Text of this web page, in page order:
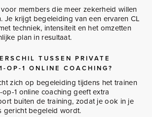
members die meer zekerheid willen
Je krijgt begeleiding van een ervaren CL
techniek, intensiteit en het omzetten
plan in resultaat.
TUSSEN PRIVATE
OP-1 ONLINE COACHING?
zich op begeleiding tijdens het trainen
op-1 online coaching geeft extra
buiten de training, zodat je ook in je
gericht begeleid wordt.